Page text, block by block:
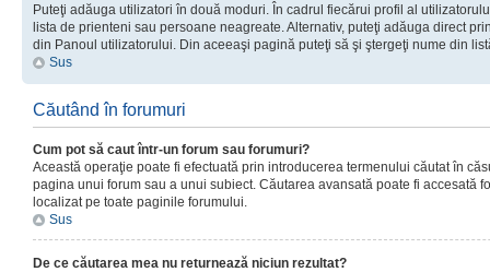
Puteţi adăuga utilizatori în două moduri. În cadrul fiecărui profil al
lista de prienteni sau persoane neagreate. Alternativ, puteţi adăuga direct
din Panoul utilizatorului. Din aceeaşi pagină puteţi să şi ştergeţi nume din
Sus
Căutând în forumuri
Cum pot să caut într-un forum sau forumuri?
Această operaţie poate fi efectuată prin introducerea termenului căutat în
pagina unui forum sau a unui subiect. Căutarea avansată poate fi accesată
localizat pe toate paginile forumului.
Sus
De ce căutarea mea nu returnează niciun rezultat?